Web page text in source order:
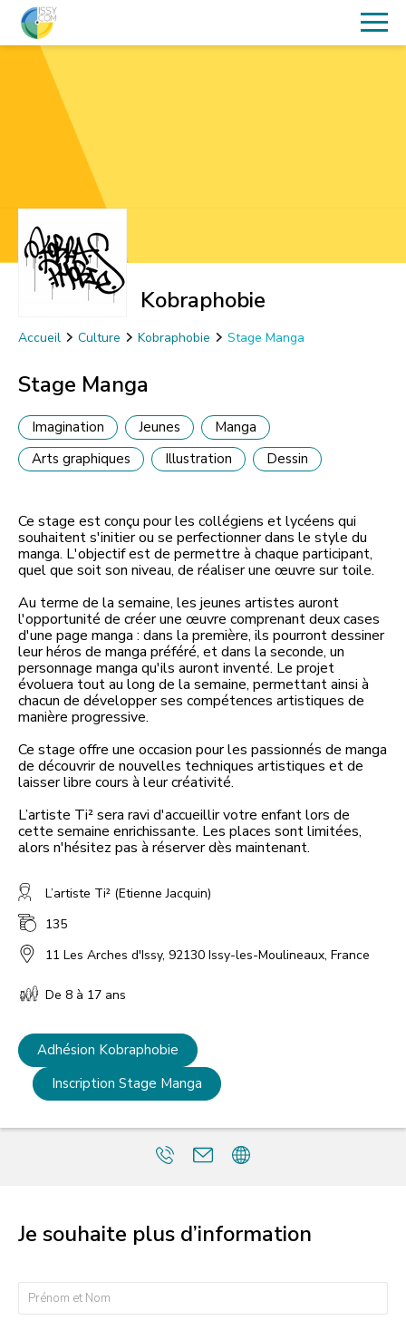
Kobraphobie
Accueil Culture Kobraphobie Stage Manga
Stage Manga
Imagination Jeunes
Manga
Arts graphiques
Illustration Dessin
Ce stage est conçu pour les collégiens et lycéens qui
souhaitent s'initier ou se perfectionner dans le style du
manga. L'objectif est de permettre à chaque participant,
quel que soit son niveau, de réaliser une œuvre sur toile.
Au terme de la semaine, les jeunes artistes auront
l'opportunité de créer une œuvre comprenant deux cases
d'une page manga : dans la première, ils pourront dessiner
leur héros de manga préféré, et dans la seconde, un
personnage manga qu'ils auront inventé. Le projet
évoluera tout au long de la semaine, permettant ainsi à
chacun de développer ses compétences artistiques de
manière progressive.
Ce stage offre une occasion pour les passionnés de manga
de découvrir de nouvelles techniques artistiques et de
laisser libre cours à leur créativité.
L’artiste Ti² sera ravi d'accueillir votre enfant lors de
cette semaine enrichissante. Les places sont limitées,
L’artiste Ti² (Etienne Jacquin)
135
11 Les Arches d'Issy, 92130 Issy-les-Moulineaux, France
De 8 à 17 ans
Adhésion Kobraphobie
Inscription Stage Manga
Je souhaite plus d’information